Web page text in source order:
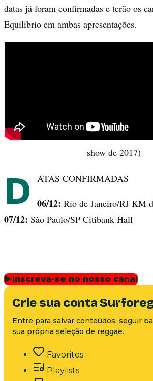
datas já foram confirmadas e terão os
Equilíbrio em ambas apresentações.
show de 2017)
D ATAS CONFIRMADAS
06/12: Rio de Janeiro/RJ KM
07/12: São Paulo/SP Citibank Hall
▶Inscreva-se no nosso canal
Crie sua conta
Entre para salvar conteúdos, seguir
sua própria seleção de reggae.
Favoritos
Playlists